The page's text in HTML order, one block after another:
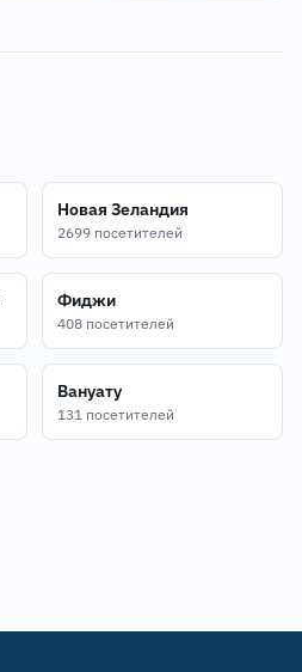
Новая Зеландия
2699 посетителей
Фиджи
408 посетителей
Вануату
131 посетителей